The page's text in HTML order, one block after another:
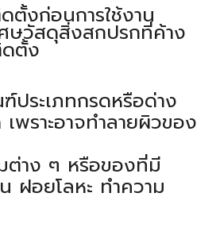
ตั้งก่อนการใช้งาน
ศษวัสดุสิ่งสกปรกที่ค้าง
ตั้ง
ประเภทกรดหรือด่าง
พราะอาจทำลายผิวของ
ต่าง ๆ หรือของที่มี
ฝอยโลหะ ทำความ